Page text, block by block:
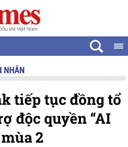
NHÂN
tiếp tục đồng tổ
độc quyền “AI
2